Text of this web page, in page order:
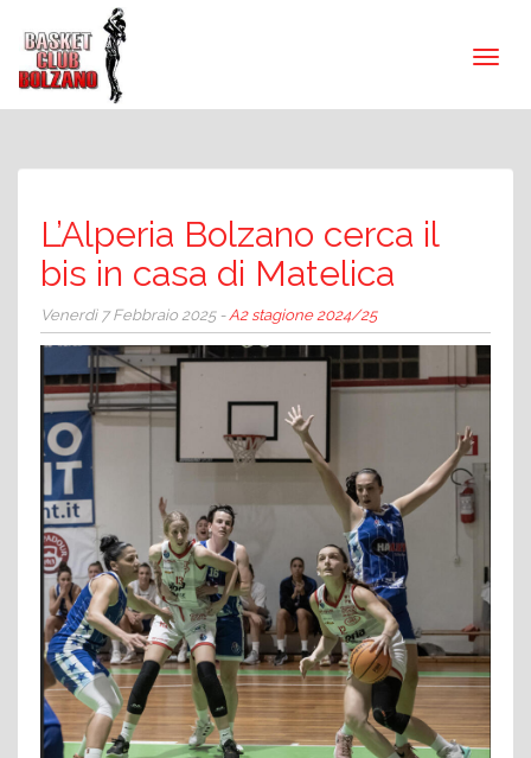
L’Alperia Bolzano cerca il
bis in casa di Matelica
Venerdì 7 Febbraio 2025 -A2 stagione 2024/25